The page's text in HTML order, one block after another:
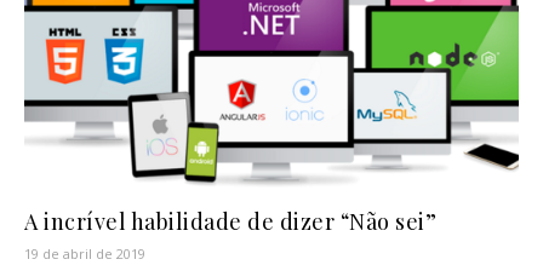
A incrível habilidade de dizer “Não sei”
19 de abril de 2019